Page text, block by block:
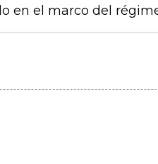
en el marco del